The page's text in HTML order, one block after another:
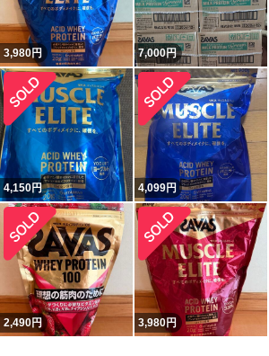
3,980円 7,000円
4,150円 4,099円
2,490円 3,980円